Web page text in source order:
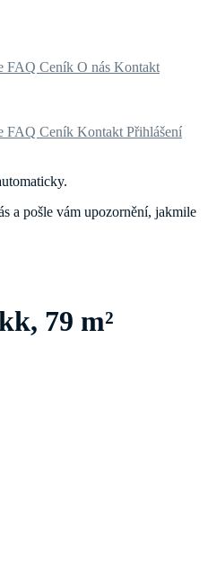
FAQ Ceník O nás Kontakt
FAQ Ceník Kontakt Přihlášení
a pošle vám upozornění, jakmile
79 m²